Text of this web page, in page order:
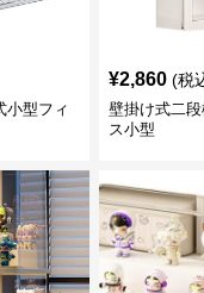
小型フィ
¥2,860 (税
壁掛け式二
ス小型